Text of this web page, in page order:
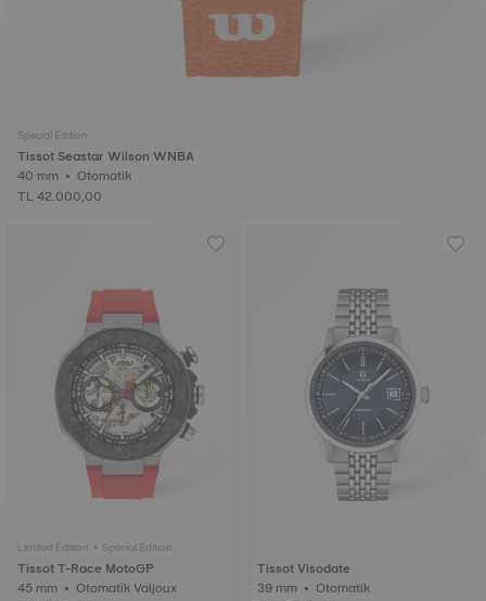
Special Edition
Tissot Seastar Wilson WNBA
40 mm • Otomatik
TL 42.000,00
Limited Edition • Special Edition
Tissot T-Race MotoGP
45 mm • Otomatik Valjoux
Tissot Visodate
39 mm • Otomatik